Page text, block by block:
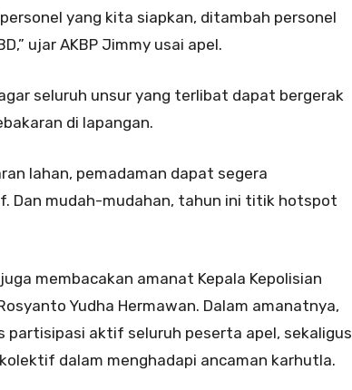
yang kita siapkan, ditambah personel
ujar AKBP Jimmy usai apel.
seluruh unsur yang terlibat dapat bergerak
di lapangan.
lahan, pemadaman dapat segera
Dan mudah-mudahan, tahun ini titik hotspot
membacakan amanat Kepala Kepolisian
Yudha Hermawan. Dalam amanatnya,
partisipasi aktif seluruh peserta apel, sekaligus
dalam menghadapi ancaman karhutla.